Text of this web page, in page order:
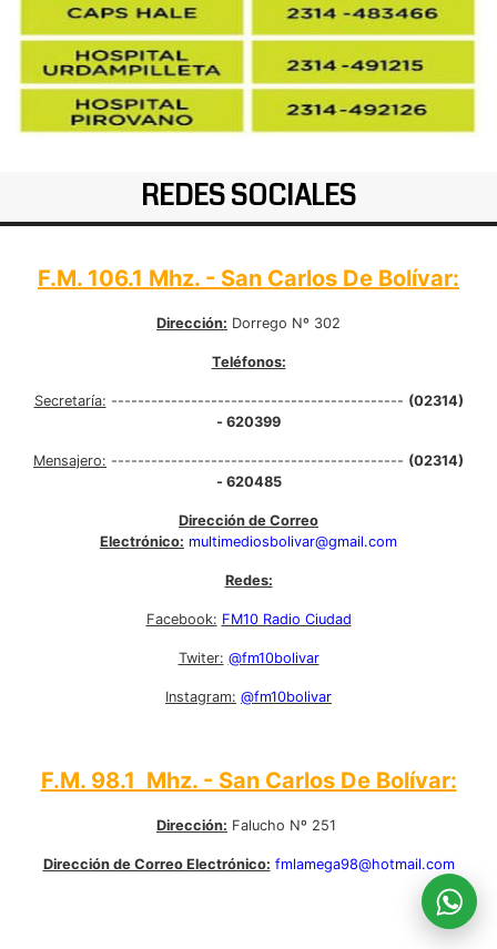
REDES SOCIALES
F.M. 106.1 Mhz. - San Carlos De Bolívar:
Dirección: Dorrego Nº 302
Teléfonos:
Secretaría: -------------------------------------------- (02314)
- 620399
Mensajero: -------------------------------------------- (02314)
- 620485
Dirección de Correo
Electrónico: multimediosbolivar@gmail.com
Redes:
Facebook: FM10 Radio Ciudad
Twiter: @fm10bolivar
Instagram: @fm10bolivar
F.M. 98.1 Mhz. - San Carlos De Bolívar:
Dirección: Falucho Nº 251
Dirección de Correo Electrónico: fmlamega98@hotmail.com